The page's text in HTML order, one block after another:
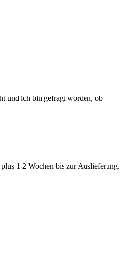
und ich bin gefragt worden, ob
1-2 Wochen bis zur Auslieferung.